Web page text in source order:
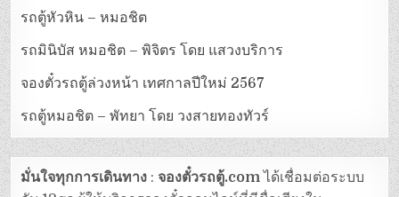
รถตู้หัวหิน – หมอชิต
รถมินิบัส หมอชิต – พิจิตร โดย แสวงบริการ
จองตั๋วรถตู้ล่วงหน้า เทศกาลปีใหม่ 2567
รถตู้หมอชิต – พัทยา โดย วงสายทองทัวร์
มั่นใจทุกการเดินทาง :จองตั๋วรถตู้.comได้เชื่อมต่อระบบ